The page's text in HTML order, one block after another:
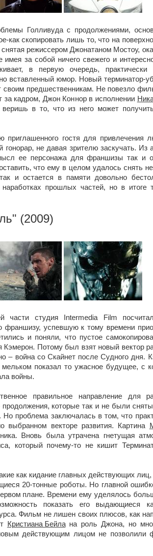
Голливуда с продолжениями,
как скопировать лишь то, что на
режиссером Джонатаном Мостоу,
за собой ничего свежего и
в первую очередь, практически
вставленный юмор. Новый терминатор-
своим предшественникам. Не повезло
кадром, Джон Коннор в исполнении
в то, что из него может
приглашенного гостя для привлечения
не давая зрителю заскучать. Из
ее персонажа для франшизы так и
что ему в целом удалось снять
и остается в памяти довольно
прошлых частей, но в итоге
" (2009)
части студия Intermedia Film
франшизу, успевшую к тому времени
и поняли, что пустое
Кэмерон. Потому был взят новый вектор
– война со Скайнет после Судного дня.
показал то ужасное будущее, с
войны.
правильное направление для
которые так и не были
проблема заключалась в том, что
выбранном векторе развития. Картина
Вновь была утрачена гнетущая
который почему-то не кишит
как кидание главных действующих лиц,
20-тонные роботы. Но главной
плане. Времени ему уделялось
показать его выдающиеся
Фильм не лишен своих плюсов, как
Кристиана Бейлана роль Джона, но
действующим лицом не позволили